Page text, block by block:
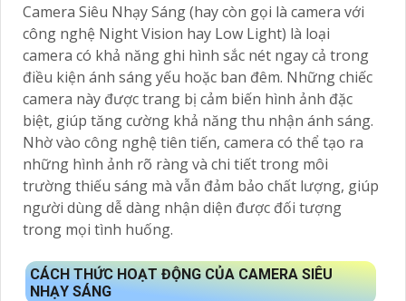
Camera Siêu Nhạy Sáng (hay còn gọi là camera với
công nghệ Night Vision hay Low Light) là loại
camera có khả năng ghi hình sắc nét ngay cả trong
điều kiện ánh sáng yếu hoặc ban đêm. Những chiếc
camera này được trang bị cảm biến hình ảnh đặc
biệt, giúp tăng cường khả năng thu nhận ánh sáng.
Nhờ vào công nghệ tiên tiến, camera có thể tạo ra
những hình ảnh rõ ràng và chi tiết trong môi
trường thiếu sáng mà vẫn đảm bảo chất lượng, giúp
người dùng dễ dàng nhận diện được đối tượng
trong mọi tình huống.
CÁCH THỨC HOẠT ĐỘNG CỦA CAMERA SIÊU
NHẠY SÁNG